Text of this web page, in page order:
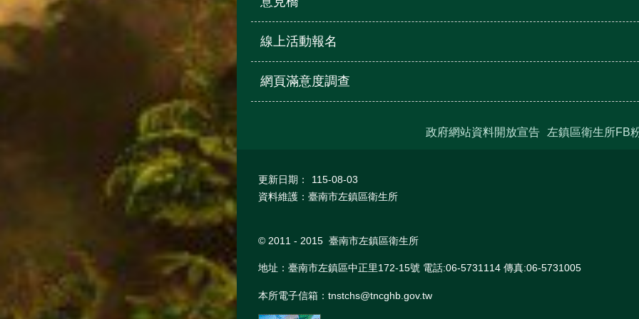
線上活動報名
網頁滿意度調查
政府網站資料開放宣告 左鎮區衛生所FB
更新日期：
115-08-03
資料維護：臺南市左鎮區衛生所
© 2011 - 2015 臺南市左鎮區衛生所
地址：臺南市左鎮區中正里172-15號 電話:06-5731114 傳真:06-5731005
本所電子信箱：tnstchs@tncghb.gov.tw